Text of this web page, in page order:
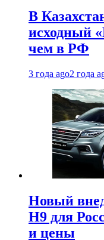
В
исходный
чем в РФ
3 года ago2 года
Новый
H9 для
и цены